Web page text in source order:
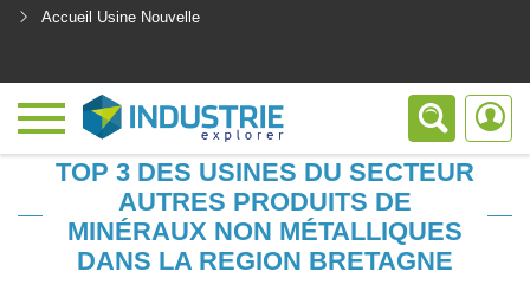
Accueil Usine Nouvelle
TOP 3 DES USINES DU SECTEUR
AUTRES PRODUITS DE
MINÉRAUX NON MÉTALLIQUES
DANS LA REGION BRETAGNE